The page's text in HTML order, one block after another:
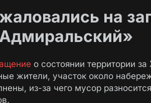
на
о состоянии территории
жители, участок около
из-за чего мусор